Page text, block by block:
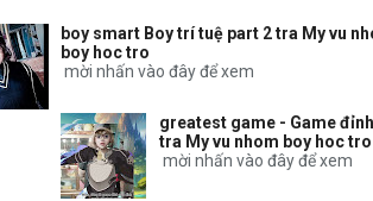
boy smart Boy trí tuệ part 2 tra My vu
boy hoc tro
mời nhấn vào đây để xem
greatest game - Game
tra My vu nhom boy hoc tro
mời nhấn vào đây để xem